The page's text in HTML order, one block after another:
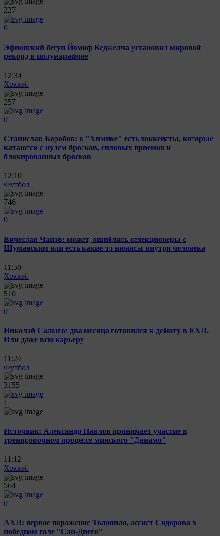
227
0
Эфиопский бегун Йомиф Кеджелча установил мировой
рекорд в полумарафоне
12:34
Хоккей
257
0
Станислав Коробов: в "Химике" есть хоккеисты, которые
катаются с нулем бросков, силовых приемов и
блокированных бросков
12:10
Футбол
746
0
Вячеслав Чанов: может, ошиблись селекционеры с
Шуманским или есть какие-то нюансы внутри человека
11:50
Хоккей
510
0
Николай Салыго: два месяца готовился к дебюту в КХЛ.
Или даже всю карьеру
11:24
Футбол
3155
1
Источник: Александр Павлов принимает участие в
тренировочном процессе минского "Динамо"
11:12
Хоккей
564
0
АХЛ: первое поражение Толопило, ассист Сидорова в
победном голе "Сан-Диего"